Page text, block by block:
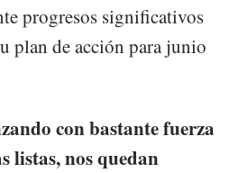
progresos significativos
plan de acción para junio
con bastante fuerza
listas, nos quedan